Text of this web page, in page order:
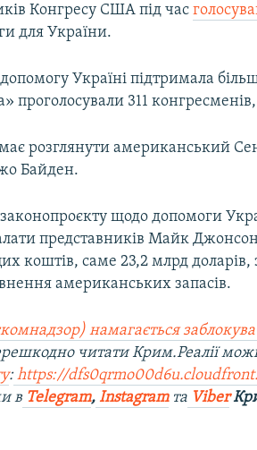
Конгресу США під час
для України.
Україні підтримала
проголосували 311
розглянути американський
Байден.
щодо допомоги
представників Майк
коштів, саме 23,2 млрд
американських запасів.
намагається
читати Крим.Реалії
: https://
в Telegram, Instagramта Viber